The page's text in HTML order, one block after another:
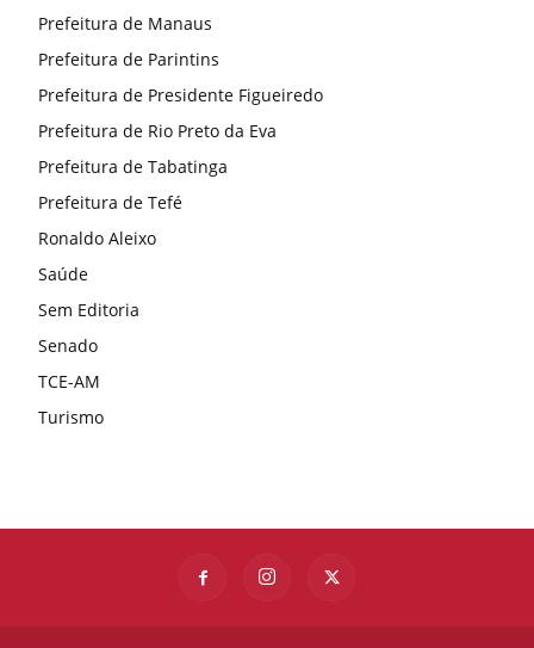
Prefeitura de Manaus
Prefeitura de Parintins
Prefeitura de Presidente Figueiredo
Prefeitura de Rio Preto da Eva
Prefeitura de Tabatinga
Prefeitura de Tefé
Ronaldo Aleixo
Saúde
Sem Editoria
Senado
TCE-AM
Turismo